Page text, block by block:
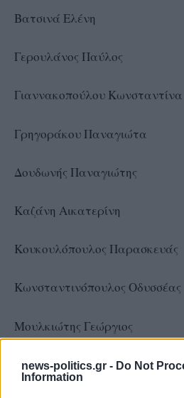
news-politics.gr - Do Not
Information
Βατσινά Ελένη
Γερουλάνος Παύλος
Γιαννακοπούλου Κωνσταντίνα
Γρηγοράκου Παναγιώτα
Δουδωνής Παναγιώτης
Καζάνη Αικατερίνη
Κουκουλόπουλος Παρασκευάς
Κωνσταντινόπουλος Οδυσσέας
Μουλκιώτης Γεώργιος
Μπαράν Μπουρχάν